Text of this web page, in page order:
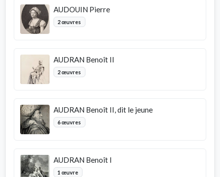
AUDOUIN Pierre
2 œuvres
AUDRAN Benoît II
2 œuvres
AUDRAN Benoît II, dit le jeune
6 œuvres
AUDRAN Benoît I
1 œuvre